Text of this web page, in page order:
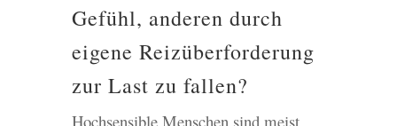
Gefühl, anderen durch
eigene Reizüberforderung
zur Last zu fallen?
Hochsensible Menschen sind meist